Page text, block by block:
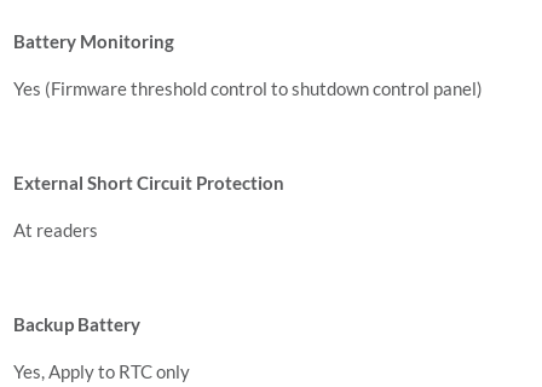
Battery Monitoring
Yes (Firmware threshold control to shutdown control panel)
External Short Circuit Protection
At readers
Backup Battery
Yes, Apply to RTC only